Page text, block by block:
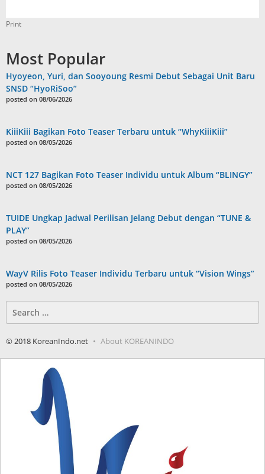
Print
Most Popular
Hyoyeon, Yuri, dan Sooyoung Resmi Debut Sebagai Unit Baru
SNSD “HyoRiSoo”
posted on 08/06/2026
KiiiKiii Bagikan Foto Teaser Terbaru untuk “WhyKiiiKiii”
posted on 08/05/2026
NCT 127 Bagikan Foto Teaser Individu untuk Album “BLINGY”
posted on 08/05/2026
TUIDE Ungkap Jadwal Perilisan Jelang Debut dengan “TUNE &
PLAY”
posted on 08/05/2026
WayV Rilis Foto Teaser Individu Terbaru untuk “Vision Wings”
posted on 08/05/2026
for:
© 2018 KoreanIndo.net About KOREANINDO